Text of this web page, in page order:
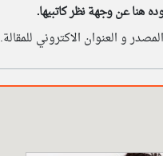
هنا عن وجهة نظر كاتبيها.
و العنوان الاكتروني للمقالة.